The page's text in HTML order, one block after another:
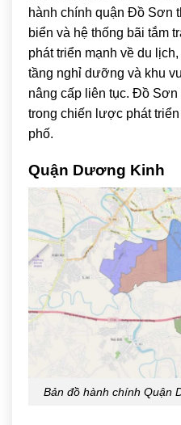
hành chính quận Đồ Sơn
biển và hệ thống bãi tắm
phát triển mạnh về du
tầng nghỉ dưỡng và khu
nâng cấp liên tục. Đồ Sơn
trong chiến lược phát
phố.
Quận Dương Kinh
Bản đồ hành chính Quận